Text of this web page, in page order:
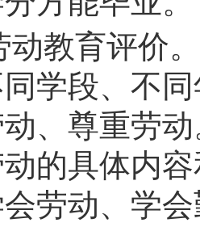
动教育评价
学段、不
、尊重劳
的具体内
劳动、学